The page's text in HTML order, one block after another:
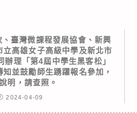
臺灣微課程發展協會、新興
立高雄女子高級中學及新北市
辦理「第4屆中學生黑客松」
並鼓勵師生踴躍報名參加，
明，請查照。
2024-04-09